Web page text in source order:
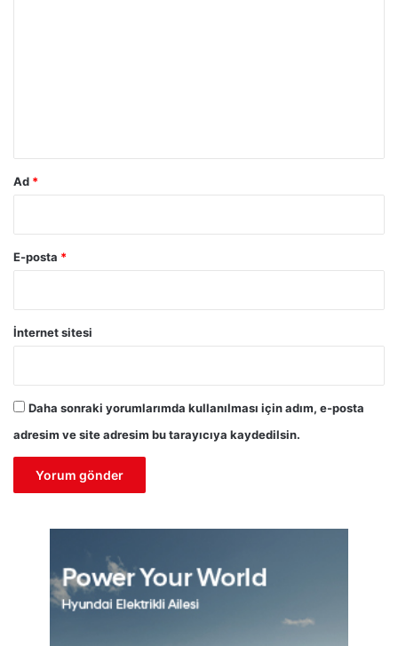
Ad *
E-posta *
İnternet sitesi
Daha sonraki yorumlarımda kullanılması için adım, e-posta
adresim ve site adresim bu tarayıcıya kaydedilsin.